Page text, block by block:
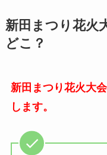
新田まつり花火
どこ？
新田まつり花火大
します。